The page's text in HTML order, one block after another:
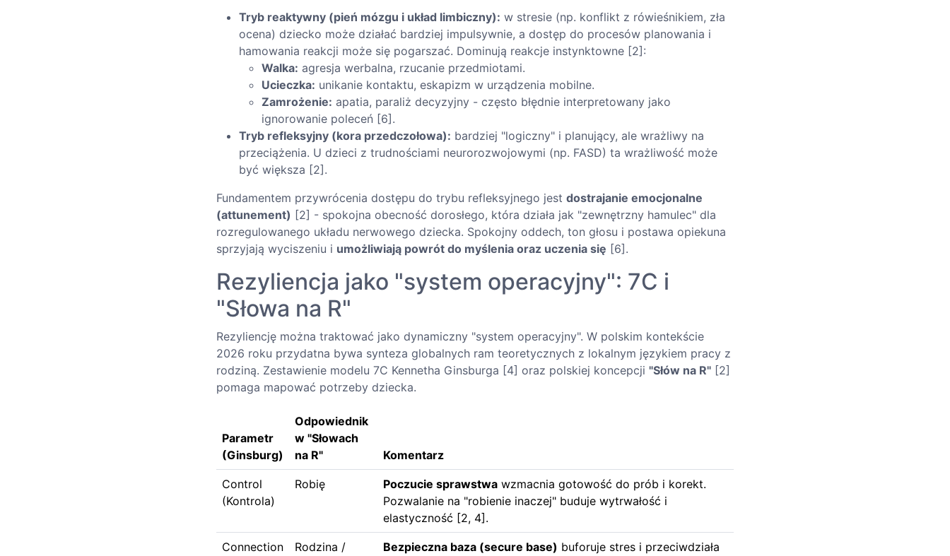
Tryb reaktywny (pień mózgu i układ limbiczny): w stresie (np. konflikt z rówieśnikiem, zła
ocena) dziecko może działać bardziej impulsywnie, a dostęp do procesów planowania i
hamowania reakcji może się pogarszać. Dominują reakcje instynktowne [2]:
Walka: agresja werbalna, rzucanie przedmiotami.
Ucieczka: unikanie kontaktu, eskapizm w urządzenia mobilne.
Zamrożenie: apatia, paraliż decyzyjny - często błędnie interpretowany jako
ignorowanie poleceń [6].
Tryb refleksyjny (kora przedczołowa): bardziej "logiczny" i planujący, ale wrażliwy na
przeciążenia. U dzieci z trudnościami neurorozwojowymi (np. FASD) ta wrażliwość może
być większa [2].
Fundamentem przywrócenia dostępu do trybu refleksyjnego jest dostrajanie emocjonalne
(attunement) [2] - spokojna obecność dorosłego, która działa jak "zewnętrzny hamulec" dla
rozregulowanego układu nerwowego dziecka. Spokojny oddech, ton głosu i postawa opiekuna
sprzyjają wyciszeniu i umożliwiają powrót do myślenia oraz uczenia się [6].
Rezyliencja jako "system operacyjny": 7C i
"Słowa na R"
Rezyliencję można traktować jako dynamiczny "system operacyjny". W polskim kontekście
2026 roku przydatna bywa synteza globalnych ram teoretycznych z lokalnym językiem pracy z
rodziną. Zestawienie modelu 7C Kennetha Ginsburga [4] oraz polskiej koncepcji "Słów na R" [2]
pomaga mapować potrzeby dziecka.
Parametr
(Ginsburg)
Odpowiednik
w "Słowach
na R"
Komentarz
Control
(Kontrola)
Robię Poczucie sprawstwa wzmacnia gotowość do prób i korekt.
Pozwalanie na "robienie inaczej" buduje wytrwałość i
elastyczność [2, 4].
Connection
Rodzina /
Bezpieczna baza (secure base) buforuje stres i przeciwdziała